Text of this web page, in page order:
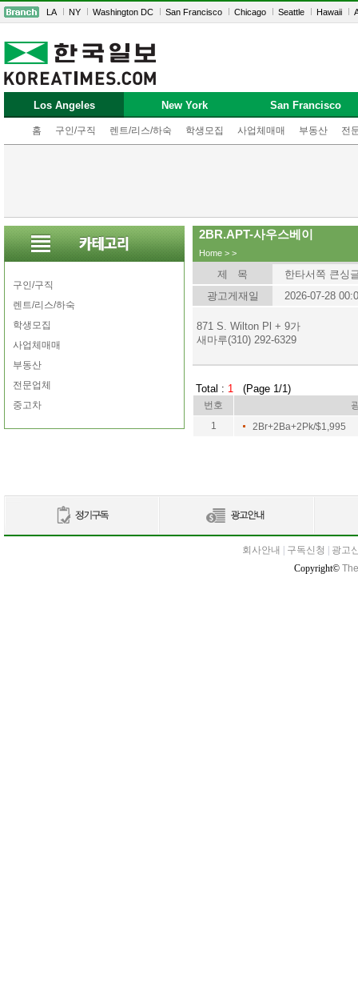
LA NY Washington DC San Francisco Chicago Seattle Hawaii
Los Angeles
홈 구인/구직 렌트/리스/하숙 학생모집 사업체매매 부동산 전
New York San Francisco
구인/구직
렌트/리스/하숙
학생모집
사업체매매
부동산
전문업체
중고차
2BR.APT-사우스베이
Home > >
제 목
한타서쪽 큰싱
광고게재일
2026-07-28
871 S. Wilton Pl + 9가
새마루(310) 292-6329
Total : 1 (Page 1/1)
번호
1
2Br+2Ba+2Pk/$1,995
회사안내 구독신청
광고
Copyright©